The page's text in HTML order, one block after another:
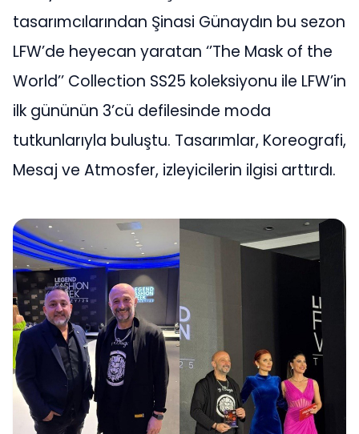
tasarımcılarından Şinasi Günaydın bu sezon
LFW’de heyecan yaratan ‘’The Mask of the
World’’ Collection SS25 koleksiyonu ile LFW’in
ilk gününün 3’cü defilesinde moda
tutkunlarıyla buluştu. Tasarımlar, Koreografi,
Mesaj ve Atmosfer, izleyicilerin ilgisi arttırdı.